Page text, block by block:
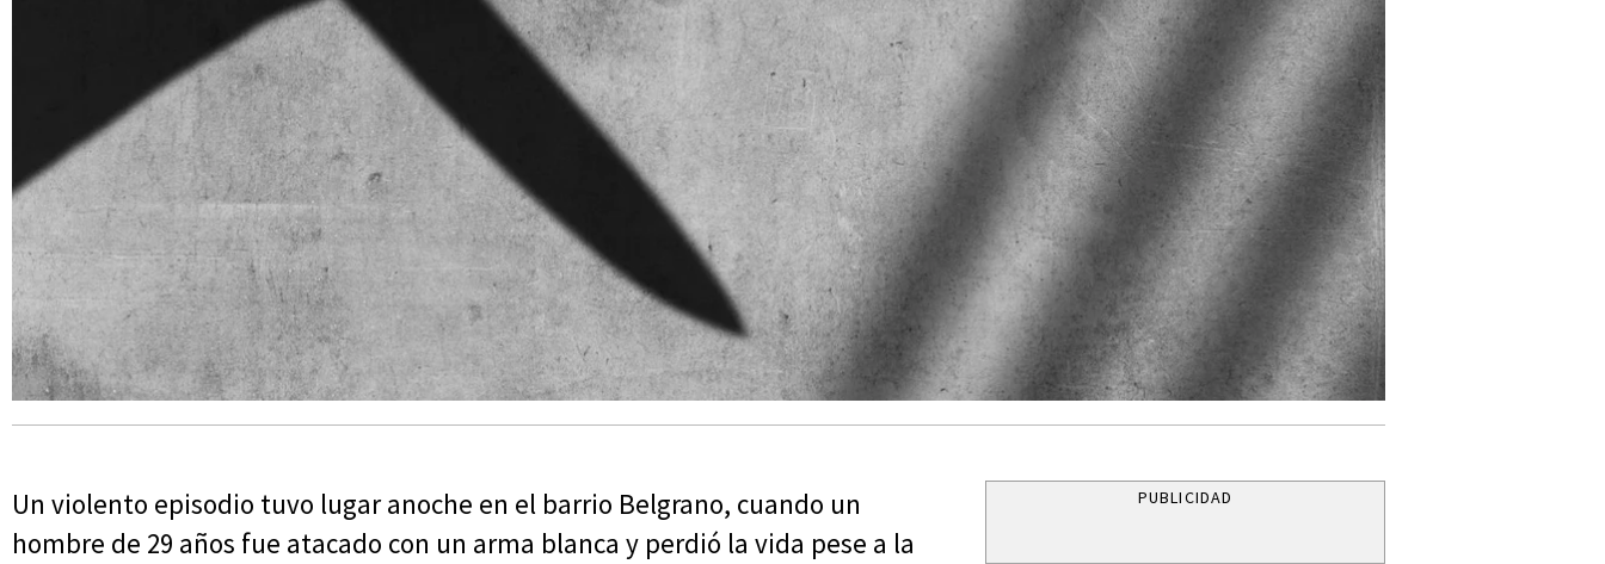
Un violento episodio tuvo lugar anoche en el barrio Belgrano, cuando un
hombre de 29 años fue atacado con un arma blanca y perdió la vida pese a la
PUBLICIDAD